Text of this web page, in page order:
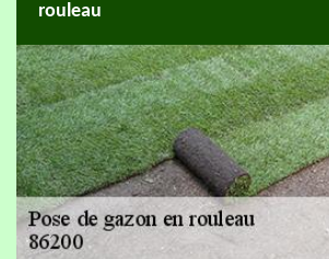
rouleau